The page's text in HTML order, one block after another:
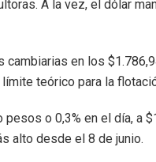
A la vez, el dólar
cambiarias en los
teórico para la
o 0,3% en el día, a
alto desde el 8 de junio.